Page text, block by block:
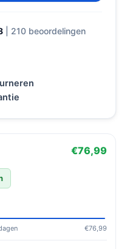
| 210 beoordelingen
€76,99
€76,99